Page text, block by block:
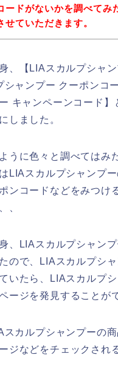
ードがないかを調べてみ
せていただきます。
、【LIAスカルプシャ
シャンプー クーポンコ
キャンペーンコード】
しました。
うに色々と調べてはみ
LIAスカルプシャンプ
ンコードなどをみつけ
、
、LIAスカルプシャン
ので、LIAスカルプシ
いたら、LIAスカルプ
ージを発見することが
スカルプシャンプーの
ジなどをチェックされ